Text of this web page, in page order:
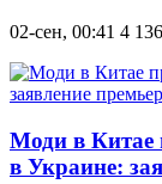
02-сен, 00:41 4 136
Моди в Китае
в Украине: